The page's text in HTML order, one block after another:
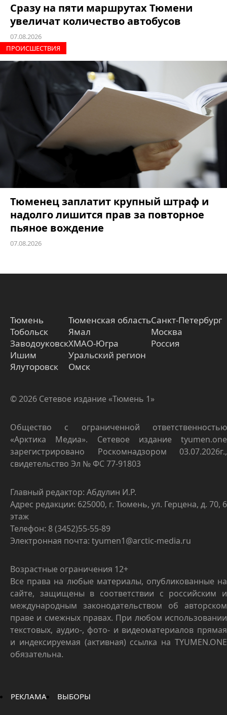
Сразу на пяти маршрутах Тюмени
увеличат количество автобусов
07.08.2026
ПРОИCШЕСТВИЯ
Тюменец заплатит крупный штраф и
надолго лишится прав за повторное
пьяное вождение
07.08.2026
Тюмень
Тобольск
Заводоуковск
Ишим
Ялуторовск
Тюменская область
Ямал
ХМАО-Югра
Уральский регион
Омск
Санкт-Петербург
Москва
Россия
© 2026 Сетевое издание «Тюмень 1»
Общество с ограниченной ответственностью
«Арктика Медиа». Сетевое издание tyumen.one
зарегистрировано Роскомнадзором 03.07.2026г.,
свидетельство Эл № ФС 77-91803
Главный редактор: Абдулин И.Р.
Адрес редакции: 625000, г. Тюмень, ул. Герцена, д. 70, 6
этаж
Телефон: 8 (3452)55-55-89
Электронная почта: tyumen1@arctic-media.ru
Возрастные ограничения 12+
Все права на любые материалы, опубликованные на
сайте, защищены в соответствии с российским и
международным законодательством об авторском
праве и смежных правах. При любом использовании
текстовых, аудио-, фото- и видеоматериалов прямая
и индексируемая (активная) ссылка на TYUMEN.ONE
обязательна.
РЕКЛАМА ВЫБОРЫ